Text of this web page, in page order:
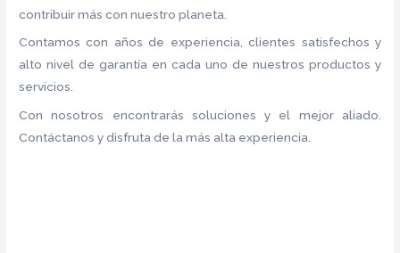
contribuir más con nuestro planeta.
Contamos con años de experiencia, clientes satisfechos y
alto nivel de garantía en cada uno de nuestros productos y
servicios.
Con nosotros encontrarás soluciones y el mejor aliado.
Contáctanos y disfruta de la más alta experiencia.